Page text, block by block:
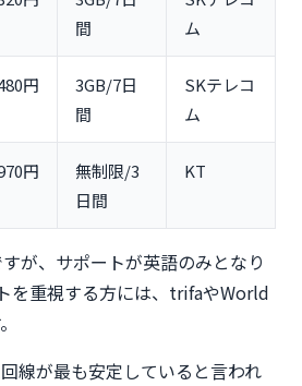
間
ム
円
3GB/7日
間
SKテレコ
ム
円
無制限/3
日間
KT
が、サポートが英語のみとなり
を重視する方には、trifaやWorld
線が最も安定していると言われ